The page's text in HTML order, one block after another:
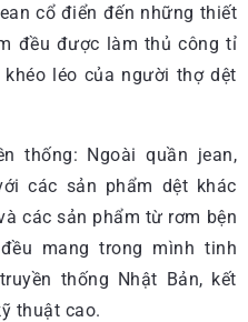
cổ điển đến những thiết
đều được làm thủ công tỉ
léo của người thợ dệt
thống: Ngoài quần jean,
các sản phẩm dệt khác
các sản phẩm từ rơm bện
mang trong mình tinh
thống Nhật Bản, kết
thuật cao.